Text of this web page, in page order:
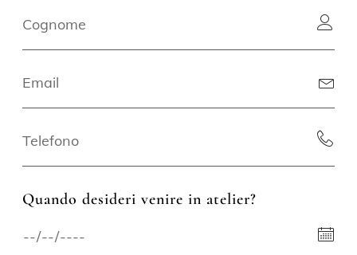
Quando desideri venire in atelier?